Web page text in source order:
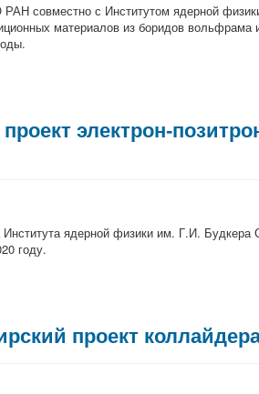
РАН совместно с Институтом ядерной
материалов из боридов
электрон-
Института ядерной физики им. Г.И.
году.
проект